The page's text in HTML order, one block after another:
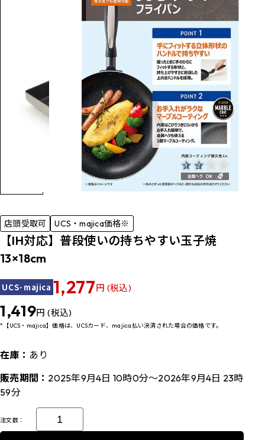
店頭受取可 UCS・majica価格※
【IH対応】普段使いの持ちやすい玉子焼
13×18cm
UCS･majica 1,277円 (税込)
1,419円 (税込)
*【UCS・majica】価格は、UCSカード、majica払い決済された場合の価格です。
在庫： あり
販売期間： 2025年9月4日 10時0分～2026年9月4日 23時
59分
注文数：